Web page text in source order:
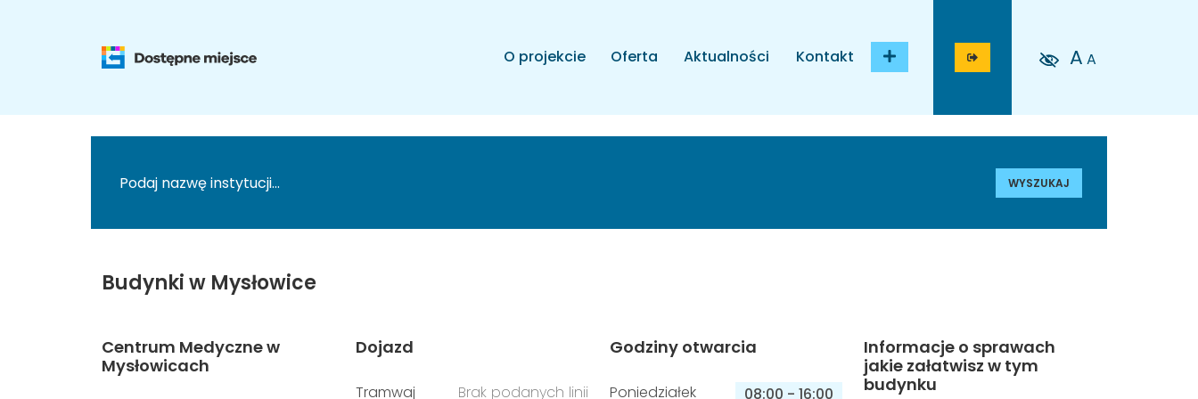
O projekcie Oferta Aktualności Kontakt A A
WYSZUKAJ
Budynki w Mysłowice
Centrum Medyczne w
Mysłowicach
Dojazd
Tramwaj Brak podanych linii
Godziny otwarcia
Poniedziałek 08:00 - 16:00
Informacje o sprawach
jakie załatwisz w tym
budynku